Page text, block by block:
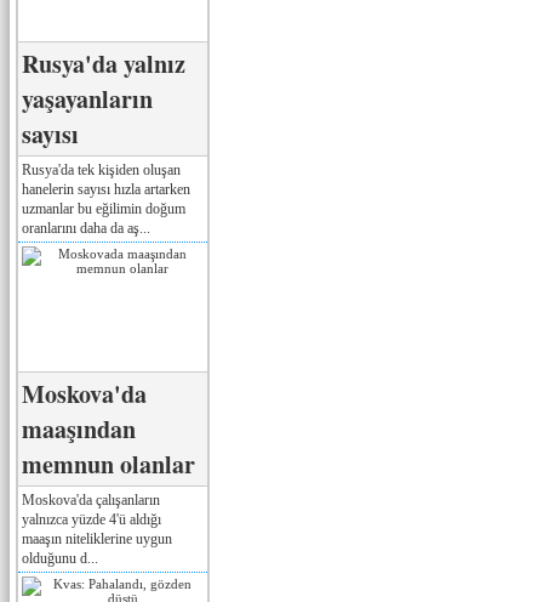
Rusya'da yalnız
yaşayanların
sayısı
Rusya'da tek kişiden oluşan
hanelerin sayısı hızla artarken
uzmanlar bu eğilimin doğum
oranlarını daha da aş...
Moskova'da
maaşından
memnun olanlar
Moskova'da çalışanların
yalnızca yüzde 4'ü aldığı
maaşın niteliklerine uygun
olduğunu d...